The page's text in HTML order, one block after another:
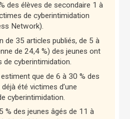
des élèves de secondaire 1 à
de cyberintimidation
Network).
de 35 articles publiés, de 5 à
de 24,4 %) des jeunes ont
de cyberintimidation.
que de 6 à 30 % des
été victimes d’une
cyberintimidation.
% des jeunes âgés de 11 à